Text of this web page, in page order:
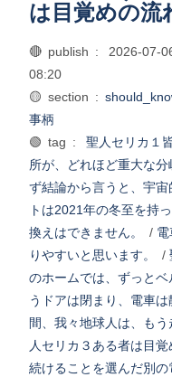
は目覚めの流
🔴 publish : 2026-07-
08:20
🟡 section :
事柄
🟢 tag :
聖人セリカ１
所が、どれほど重大な分
ず結論から言うと、宇
トは2021年の冬至を持
換えはできません。
/
りやすいと思います。
/
のホームでは、ずっとベ
うドアは閉まり、電車は
間、我々地球人は、もう
人セリカ３ある者は目
続けることを選んだ別の